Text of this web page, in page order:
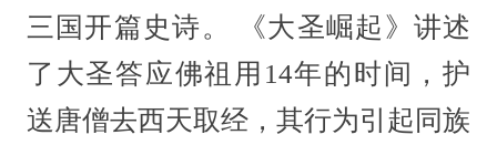
三国开篇史诗。 《大圣崛起》讲述
了大圣答应佛祖用14年的时间，护
送唐僧去西天取经，其行为引起同族